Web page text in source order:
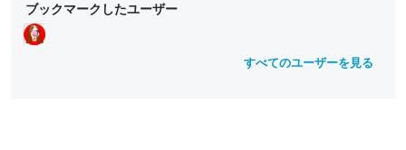
ll
o
w
ll
ブックマークしたユーザー
すべてのユーザーを見る